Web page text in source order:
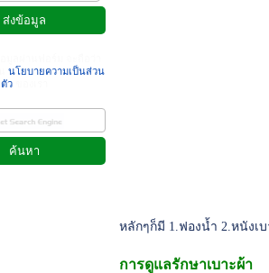
นโยบายความเป็นส่วน
ตัว
หลักๆก็มี 1.ฟองน้ำ 2.หนังเ
การดูแลรักษาเบาะผ้า